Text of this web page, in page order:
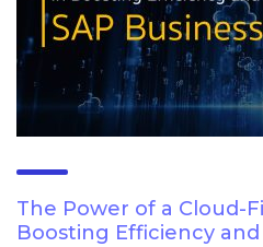
The Power of a Cloud-
Boosting Efficiency and